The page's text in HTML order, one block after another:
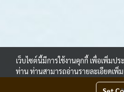
เว็บไซต์นี้มีการใช้งานคุกกี้ เพื่อเพิ่มป
ท่าน ท่านสามารถอ่านรายละเอียดเพิ่